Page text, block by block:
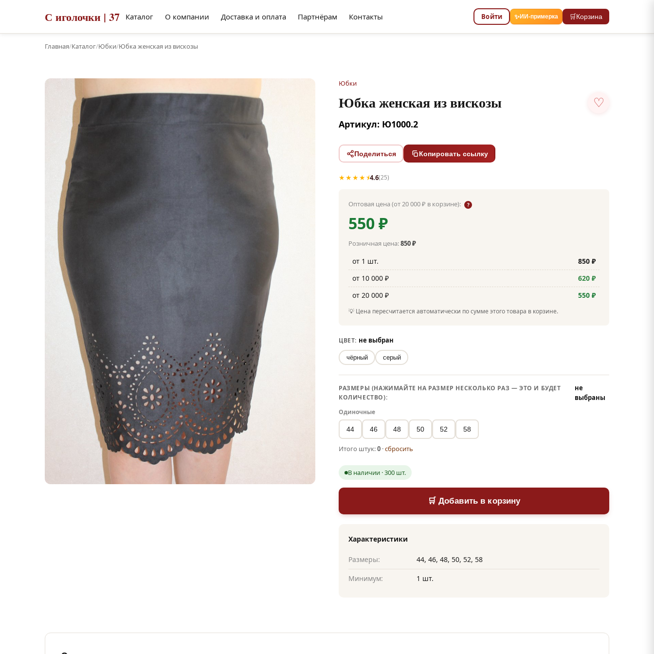
С иголочки | 37 Каталог О компании Доставка и оплата Партнёрам Контакты Войти ✨ИИ-примерка 🛒Корзина
Главная/Каталог/Юбки/Юбка женская из вискозы
Юбки
Юбка женская из вискозы ♡
Артикул: Ю1000.2
Поделиться Копировать ссылку
★★★★⯨4.6(25)
Оптовая цена (от 20 000 ₽ в корзине): ?
550 ₽
Розничная цена:850 ₽
от 1 шт.
850 ₽
от 10 000 ₽
620 ₽
от 20 000 ₽
550 ₽
💡 Цена пересчитается автоматически по сумме этого товара в корзине.
ЦВЕТ: не выбран
чёрный серый
РАЗМЕРЫ (НАЖИМАЙТЕ НА РАЗМЕР НЕСКОЛЬКО РАЗ — ЭТО И БУДЕТ
КОЛИЧЕСТВО):
не
выбраны
Одиночные
44 46 48 50 52 58
Итого штук:0 ·сбросить
В наличии · 300 шт.
🛒 Добавить в корзину
Характеристики
Размеры: 44, 46, 48, 50, 52, 58
Минимум: 1 шт.